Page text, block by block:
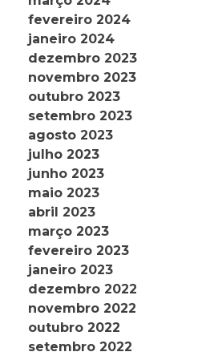
fevereiro 2024
janeiro 2024
dezembro 2023
novembro 2023
outubro 2023
setembro 2023
agosto 2023
julho 2023
junho 2023
maio 2023
abril 2023
março 2023
fevereiro 2023
janeiro 2023
dezembro 2022
novembro 2022
outubro 2022
setembro 2022